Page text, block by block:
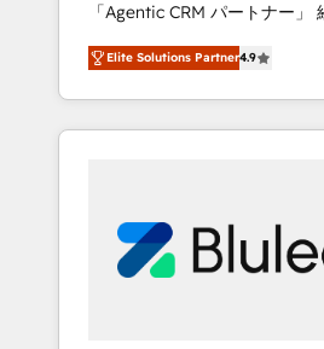
HubSpot to run your
marketing, and service wired
and Integrations: Layer
agents, and APIs to remove
Ongoing Management:
portal? We are built for the
「Agentic CRM パートナー」 経営課題と現場業
務をつなぐAIネイティブ・エー
て、HubSpot Eliteの実装力で
を再設計します。 💡 100inc は何をする会社
か？ HubSpotを共通基盤に、
部・グループ会社・部門が分
ータと業務プロセスのサイロ
Elite Solutions Partner4.9